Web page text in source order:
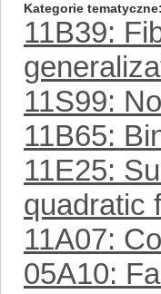
Kategorie tematyczne
11B39:
11S99:
11B65:
11E25:
quadratic
11A07:
05A10: